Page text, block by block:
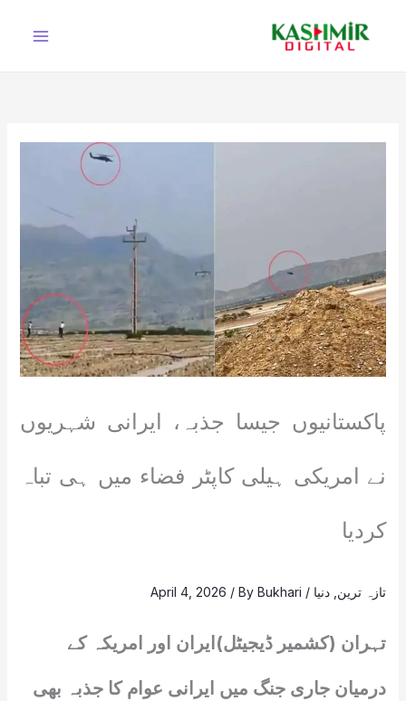
پاکستانیوں جیسا جذبہ، ایرانی شہریوں
نے امریکی ہیلی کاپٹر فضاء میں ہی تباہ
کردیا
تازہ ترین دنیا /
April 4, 2026 / ByBukhari
تہران (کشمیر ڈیجیٹل)ایران اور امریکہ کے
درمیان جاری جنگ میں ایرانی عوام کا جذبہ بھی